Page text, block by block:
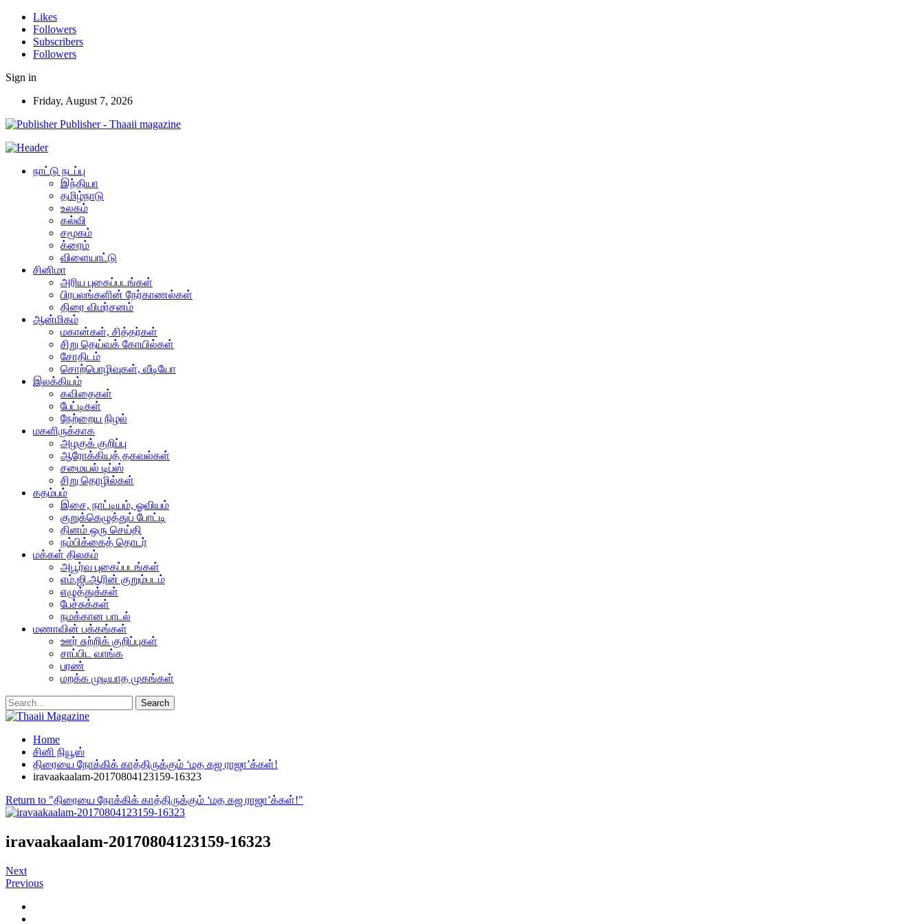
Likes
Followers
Subscribers
Followers
Sign in
Friday, August 7, 2026
Publisher - Thaaii magazine
நாட்டு நடப்பு
இந்தியா
தமிழ்நாடு
உலகம்
கல்வி
சமூகம்
க்ரைம்
விளையாட்டு
சினிமா
அரிய புகைப்படங்கள்
பிரபலங்களின் நேர்காணல்கள்
திரை விமர்சனம்
ஆன்மிகம்
மகான்கள், சித்தர்கள்
சிறு தெய்வக் கோயில்கள்
சோதிடம்
சொற்பொழிவுகள், வீடியோ
இலக்கியம்
கவிதைகள்
பேட்டிகள்
நேற்றைய நிழல்
மகளிருக்காக
அழகுக் குறிப்பு
ஆரோக்கியத் தகவல்கள்
சமையல் டிப்ஸ்
சிறு தொழில்கள்
கதம்பம்
இசை, நாட்டியம், ஓவியம்
குறுக்கெழுத்துப் போட்டி
தினம் ஒரு செய்தி
நம்பிக்கைத் தொடர்
மக்கள் திலகம்
அபூர்வ புகைப்படங்கள்
எம்.ஜி.ஆரின் குறும்படம்
எழுத்துக்கள்
பேச்சுக்கள்
நமக்கான பாடல்
மணாவின் பக்கங்கள்
ஊர் சுற்றிக் குறிப்புகள்
சாப்பிட வாங்க
பரண்
மறக்க முடியாத முகங்கள்
Home
சினி நியூஸ்
திரையை நோக்கிக் காத்திருக்கும் ‘மத கஜ ராஜா’க்கள்!
iravaakaalam-20170804123159-16323
Return to "திரையை நோக்கிக் காத்திருக்கும் ‘மத கஜ ராஜா’க்கள்!"
iravaakaalam-20170804123159-16323
Next
Previous